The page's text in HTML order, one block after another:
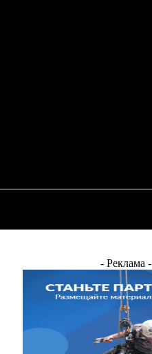
- Реклама -